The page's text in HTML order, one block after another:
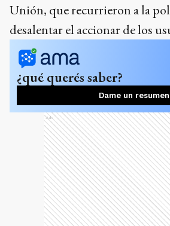
Unión, que recurrieron a la
desalentar el accionar de los
¿qué querés saber?
Dame un resumen
Ads